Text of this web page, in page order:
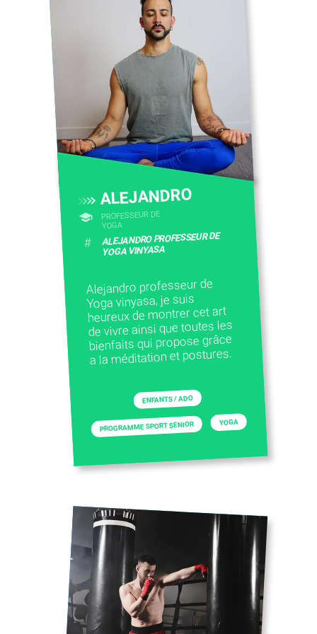
ALEJANDRO
PROFESSEUR DE
YOGA
# ALEJANDRO PROFESSEUR DE
YOGA VINYASA
Alejandro professeur de
Yoga vinyasa, je suis
heureux de montrer cet art
de vivre ainsi que toutes les
bienfaits qui propose grâce
a la méditation et postures.
ENFANTS / ADO
PROGRAMME SPORT SENIOR YOGA